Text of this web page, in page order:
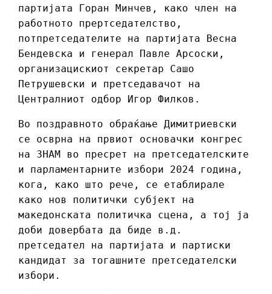
партијата Горан Минчев, како член на
работното прертседателство,
потпретседателите на партијата Весна
Бендевска и генерал Павле Арсоски,
организацискиот секретар Сашо
Петрушевски и претседавачот на
Централниот одбор Игор Филков.
Во поздравното обраќање Димитриевски
се осврна на првиот основачки конгрес
на ЗНАМ во пресрет на претседателските
и парламентарните избори 2024 година,
кога, како што рече, се етаблирале
како нов политички субјект на
македонската политичка сцена, а тој ја
доби довербата да биде в.д.
претседател на партијата и партиски
кандидат за тогашните претседателски
избори.